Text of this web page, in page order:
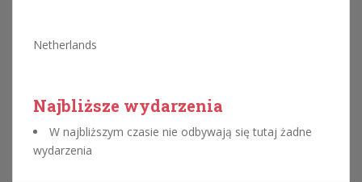
Netherlands
Najbliższe wydarzenia
W najbliższym czasie nie odbywają się tutaj żadne
wydarzenia